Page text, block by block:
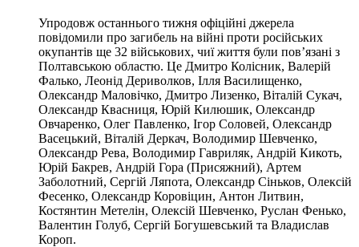
Упродовж останнього тижня офіційні джерела
повідомили про загибель на війні проти російських
окупантів ще 32 військових, чиї життя були пов’язані з
Полтавською областю. Це Дмитро Колісник, Валерій
Фалько, Леонід Дериволков, Ілля Василищенко,
Олександр Маловічко, Дмитро Лизенко, Віталій Сукач,
Олександр Квасниця, Юрій Килюшик, Олександр
Овчаренко, Олег Павленко, Ігор Соловей, Олександр
Васецький, Віталій Деркач, Володимир Шевченко,
Олександр Рева, Володимир Гавриляк, Андрій Кикоть,
Юрій Бакрев, Андрій Гора (Присяжний), Артем
Заболотний, Сергій Ляпота, Олександр Сіньков, Олексій
Фесенко, Олександр Коровіцин, Антон Литвин,
Костянтин Метелін, Олексій Шевченко, Руслан Фенько,
Валентин Голуб, Сергій Богушевський та Владислав
Короп.